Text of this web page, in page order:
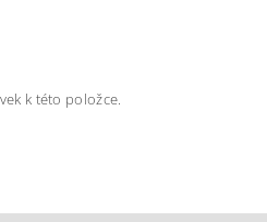
k této položce.